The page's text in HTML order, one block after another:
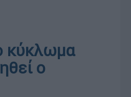
κύκλωμα
ο